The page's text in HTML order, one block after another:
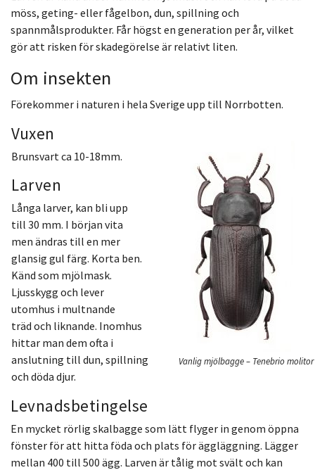
möss, geting- eller fågelbon, dun, spillning och
spannmålsprodukter. Får högst en generation per år, vilket
gör att risken för skadegörelse är relativt liten.
Om insekten
Förekommer i naturen i hela Sverige upp till Norrbotten.
Vuxen
Brunsvart ca 10-18mm.
Larven
Långa larver, kan bli upp
till 30 mm. I början vita
men ändras till en mer
glansig gul färg. Korta ben.
Känd som mjölmask.
Ljusskygg och lever
utomhus i multnande
träd och liknande. Inomhus
hittar man dem ofta i
anslutning till dun, spillning
och döda djur.
Vanlig mjölbagge – Tenebrio molitor
Levnadsbetingelse
En mycket rörlig skalbagge som lätt flyger in genom öppna
fönster för att hitta föda och plats för äggläggning. Lägger
mellan 400 till 500 ägg. Larven är tålig mot svält och kan